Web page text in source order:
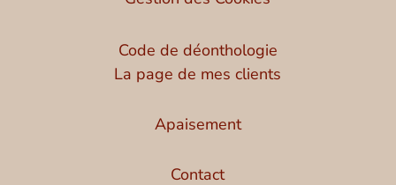
Code de déonthologie
La page de mes clients
Apaisement
Contact